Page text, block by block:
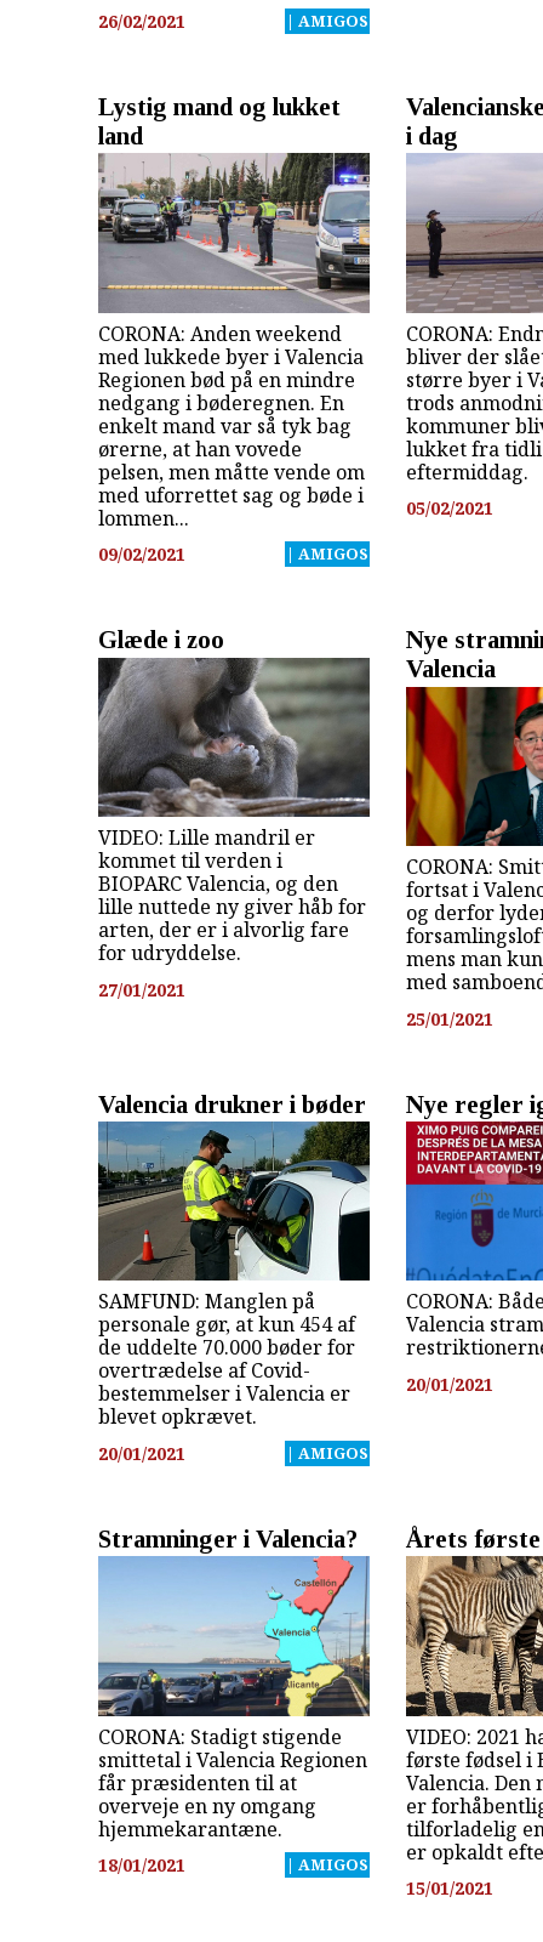
26/02/2021 | AMIGOS
Lystig mand og lukket
land
CORONA: Anden weekend
med lukkede byer i Valencia
Regionen bød på en mindre
nedgang i bøderegnen. En
enkelt mand var så tyk bag
ørerne, at han vovede
pelsen, men måtte vende om
med uforrettet sag og bøde i
lommen...
09/02/2021 | AMIGOS
i dag
CORONA:
bliver der
større byer i
trods
kommuner
lukket fra
eftermiddag.
05/02/2021
Glæde i zoo
VIDEO: Lille mandril er
kommet til verden i
BIOPARC Valencia, og den
lille nuttede ny giver håb for
arten, der er i alvorlig fare
for udryddelse.
27/01/2021
Nye
Valencia
CORONA:
fortsat i
og derfor
mens man
med
25/01/2021
Valencia drukner i bøder
SAMFUND: Manglen på
personale gør, at kun 454 af
de uddelte 70.000 bøder for
overtrædelse af Covid-
bestemmelser i Valencia er
blevet opkrævet.
20/01/2021 | AMIGOS
Nye regler
CORONA:
Valencia
20/01/2021
Stramninger i Valencia?
CORONA: Stadigt stigende
smittetal i Valencia Regionen
får præsidenten til at
overveje en ny omgang
hjemmekarantæne.
18/01/2021 | AMIGOS
Årets
VIDEO: 2021
første fødsel i
Valencia. Den
er
tilforladelig
er opkaldt
15/01/2021